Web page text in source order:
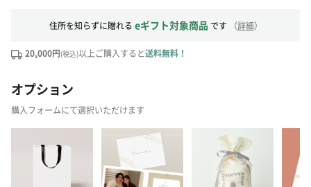
住所を知らずに贈れる eギフト対象商品 です （詳細）
20,000円(税込)以上ご購入すると送料無料！
オプション
購入フォームにて選択いただけます